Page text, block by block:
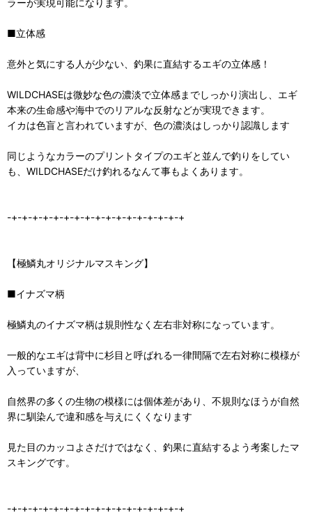
ラーが実現可能になります。
■立体感
意外と気にする人が少ない、釣果に直結するエギの立体感！
WILDCHASEは微妙な色の濃淡で立体感までしっかり演出し、エギ
本来の生命感や海中でのリアルな反射などが実現できます。
イカは色盲と言われていますが、色の濃淡はしっかり認識します
同じようなカラーのプリントタイプのエギと並んで釣りをしてい
も、WILDCHASEだけ釣れるなんて事もよくあります。
-+-+-+-+-+-+-+-+-+-+-+-+-+-+-+-+-+
【極鱗丸オリジナルマスキング】
■イナズマ柄
極鱗丸のイナズマ柄は規則性なく左右非対称になっています。
一般的なエギは背中に杉目と呼ばれる一律間隔で左右対称に模様が
入っていますが、
自然界の多くの生物の模様には個体差があり、不規則なほうが自然
界に馴染んで違和感を与えにくくなります
見た目のカッコよさだけではなく、釣果に直結するよう考案したマ
スキングです。
-+-+-+-+-+-+-+-+-+-+-+-+-+-+-+-+-+